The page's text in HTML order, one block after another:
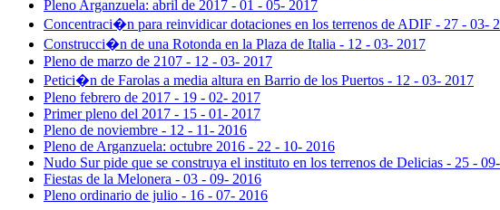
Pleno Arganzuela: abril de 2017 - 01 - 05- 2017
Concentraci�n para reinvidicar dotaciones en los terrenos de ADIF - 27 - 03-
Construcci�n de una Rotonda en la Plaza de Italia - 12 - 03- 2017
Pleno de marzo de 2107 - 12 - 03- 2017
Petici�n de Farolas a media altura en Barrio de los Puertos - 12 - 03- 2017
Pleno febrero de 2017 - 19 - 02- 2017
Primer pleno del 2017 - 15 - 01- 2017
Pleno de noviembre - 12 - 11- 2016
Pleno de Arganzuela: octubre 2016 - 22 - 10- 2016
Nudo Sur pide que se construya el instituto en los terrenos de Delicias - 25 -
Fiestas de la Melonera - 03 - 09- 2016
Pleno ordinario de julio - 16 - 07- 2016